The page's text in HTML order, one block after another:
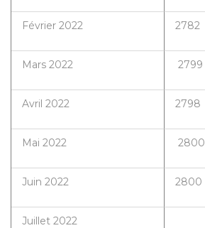
Février 2022 2782
Mars 2022 2799
Avril 2022 2798
Mai 2022 2800
Juin 2022 2800
Juillet 2022